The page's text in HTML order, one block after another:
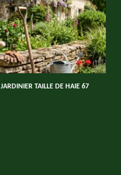
JARDINIER TAILLE DE HAIE 67